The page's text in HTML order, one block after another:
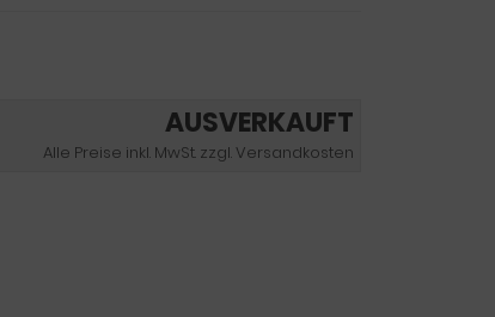
AUSVERKAUFT
Alle Preise inkl. MwSt. zzgl. Versandkosten